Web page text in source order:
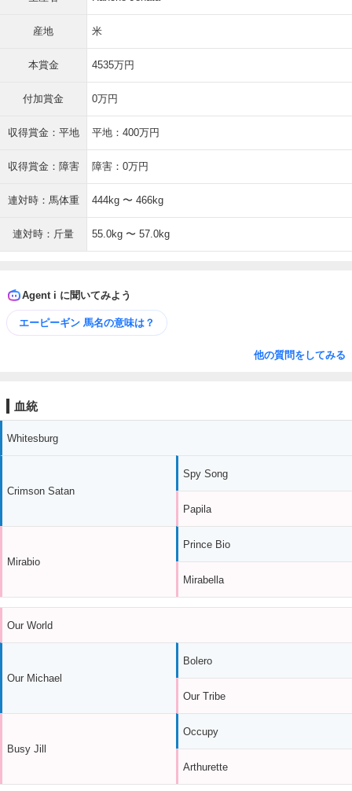
産地 米
本賞金 4535万円
付加賞金 0万円
収得賞金：平地 平地：400万円
収得賞金：障害 障害：0万円
連対時：馬体重 444kg 〜 466kg
連対時：斤量 55.0kg 〜 57.0kg
Agent i に聞いてみよう
エーピーギン 馬名の意味は？
他の質問をしてみる
血統
Whitesburg
Crimson Satan
Mirabio
Spy Song
Papila
Prince Bio
Mirabella
Our World
Our Michael
Busy Jill
Bolero
Our Tribe
Occupy
Arthurette